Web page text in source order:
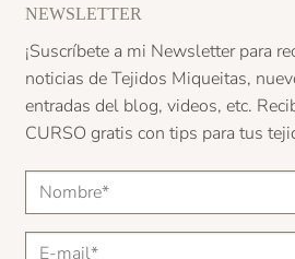
NEWSLETTER
¡Suscríbete a mi Newsletter para
noticias de Tejidos Miqueitas,
entradas del blog, videos, etc.
CURSO gratis con tips para tus